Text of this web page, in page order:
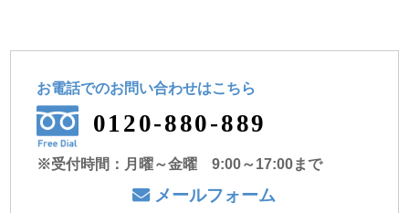
お電話でのお問い合わせはこちら
0120-880-889
※受付時間：月曜～金曜 9:00～17:00まで
メールフォーム